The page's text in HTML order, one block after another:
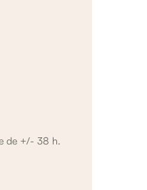
de +/- 38 h.